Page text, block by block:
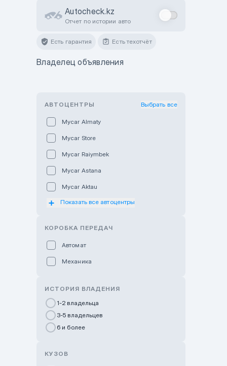
Autocheck.kz
Отчет по истории авто
Есть гарантия Есть техотчёт
Владелец объявления
АВТОЦЕНТРЫ Выбрать все
Mycar Almaty
Mycar Store
Mycar Raiymbek
Mycar Astana
Mycar Aktau
Mycar Uralsk
GWM Nurly Zhol
Chery Astana
Показать все автоцентры
КОРОБКА ПЕРЕДАЧ
Автомат
Механика
ИСТОРИЯ ВЛАДЕНИЯ
1-2 владельца
3-5 владельцев
6 и более
КУЗОВ